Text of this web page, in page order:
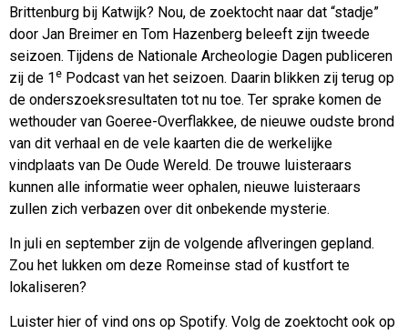
Brittenburg bij Katwijk? Nou, de zoektocht naar dat “stadje”
door Jan Breimer en Tom Hazenberg beleeft zijn tweede
seizoen. Tijdens de Nationale Archeologie Dagen publiceren
zij de 1e Podcast van het seizoen. Daarin blikken zij terug op
de onderszoeksresultaten tot nu toe. Ter sprake komen de
wethouder van Goeree-Overflakkee, de nieuwe oudste brond
van dit verhaal en de vele kaarten die de werkelijke
vindplaats van De Oude Wereld. De trouwe luisteraars
kunnen alle informatie weer ophalen, nieuwe luisteraars
zullen zich verbazen over dit onbekende mysterie.
In juli en september zijn de volgende aflveringen gepland.
Zou het lukken om deze Romeinse stad of kustfort te
lokaliseren?
Luister hier of vind ons op Spotify. Volg de zoektocht ook op